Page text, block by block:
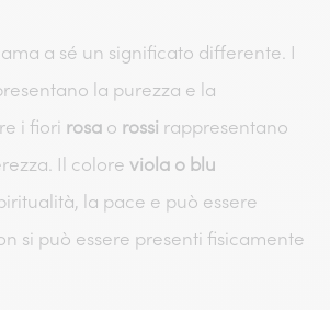
a sé un significato differente. I
la purezza e la
i fiori rosa o rossi rappresentano
Il colore viola o blu
la pace e può essere
si può essere presenti fisicamente